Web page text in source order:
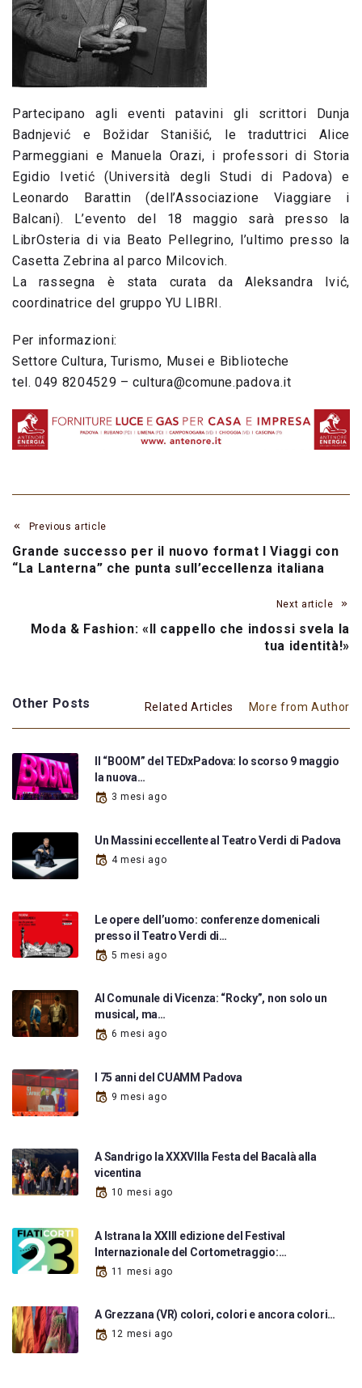
Partecipano agli eventi patavini gli scrittori Dunja
Badnjević e Božidar Stanišić, le traduttrici Alice
Parmeggiani e Manuela Orazi, i professori di Storia
Egidio Ivetić (Università degli Studi di Padova) e
Leonardo Barattin (dell’Associazione Viaggiare i
Balcani). L’evento del 18 maggio sarà presso la
LibrOsteria di via Beato Pellegrino, l’ultimo presso la
Casetta Zebrina al parco Milcovich.
La rassegna è stata curata da Aleksandra Ivić,
coordinatrice del gruppo YU LIBRI.
Per informazioni:
Settore Cultura, Turismo, Musei e Biblioteche
tel. 049 8204529 – cultura@comune.padova.it
Previous article
Grande successo per il nuovo format I Viaggi con
“La Lanterna” che punta sull’eccellenza italiana
Next article
Moda & Fashion: «Il cappello che indossi svela la
tua identità!»
Other Posts Related Articles More from Author
Il “BOOM” del TEDxPadova: lo scorso 9 maggio
la nuova…
3 mesi ago
Un Massini eccellente al Teatro Verdi di Padova
4 mesi ago
Le opere dell’uomo: conferenze domenicali
presso il Teatro Verdi di…
5 mesi ago
Al Comunale di Vicenza: “Rocky”, non solo un
musical, ma…
6 mesi ago
I 75 anni del CUAMM Padova
9 mesi ago
A Sandrigo la XXXVIIIa Festa del Bacalà alla
vicentina
10 mesi ago
A Istrana la XXIII edizione del Festival
Internazionale del Cortometraggio:…
11 mesi ago
A Grezzana (VR) colori, colori e ancora colori…
12 mesi ago